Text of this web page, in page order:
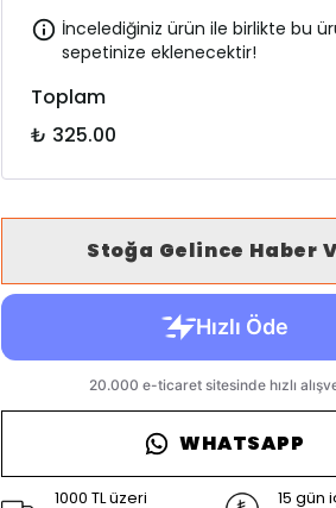
İncelediğiniz ürün ile birlikte bu
sepetinize eklenecektir!
Toplam
₺ 325.00
Stoğa Gelince Haber
WHATSAPP
1000 TL üzeri 15 gün